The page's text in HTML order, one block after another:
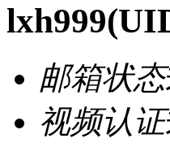
lxh999
邮箱状态
视频认证